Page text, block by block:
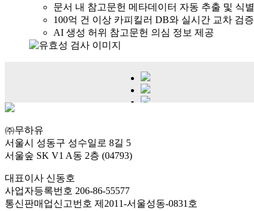
문서 내 참고문헌 메타데이터 자동 추출 및 식별
100억 건 이상 카피킬러 DB와 실시간 교차 검증
AI 생성 허위 참고문헌 의심 정보 제공
㈜무하유
서울시 성동구 성수일로 8길 5
서울숲 SK V1 A동 2층 (04793)
대표이사 신동호
사업자등록번호 206-86-55577
통신판매업신고번호 제2011-서울성동-0831호